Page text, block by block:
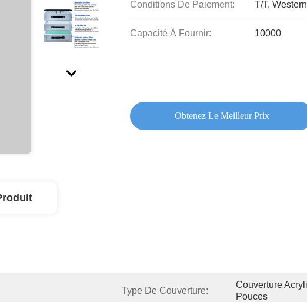
Conditions De Paiement: T/T,
Capacité À Fournir: 10000
Obtenez Le Meilleur Prix
Type De Couverture:
Couverture
Pouces